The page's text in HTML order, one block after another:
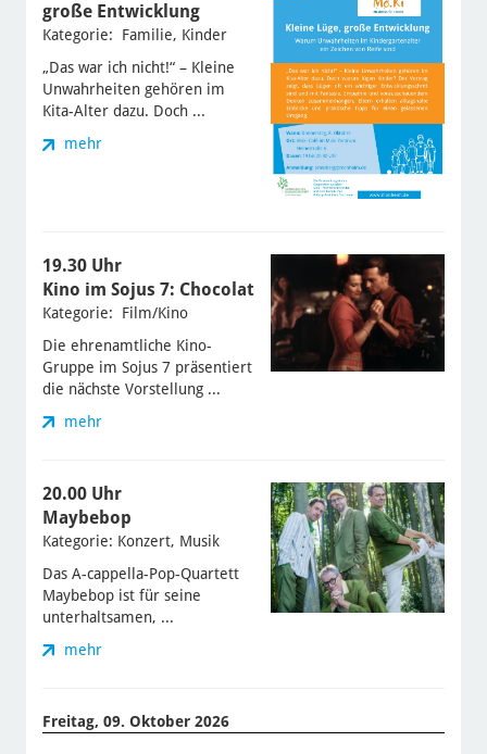
große Entwicklung
Kategorie: Familie, Kinder
„Das war ich nicht!“ – Kleine
Unwahrheiten gehören im
Kita-Alter dazu. Doch ...
mehr
19.30 Uhr
Kino im Sojus 7: Chocolat
Kategorie: Film/Kino
Die ehrenamtliche Kino-
Gruppe im Sojus 7 präsentiert
die nächste Vorstellung ...
mehr
20.00 Uhr
Maybebop
Kategorie: Konzert, Musik
Das A-cappella-Pop-Quartett
Maybebop ist für seine
unterhaltsamen, ...
mehr
Freitag, 09. Oktober 2026